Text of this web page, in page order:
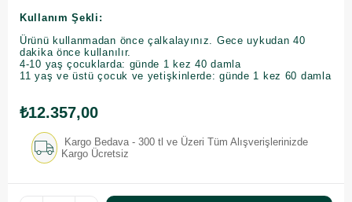
Kullanım Şekli:
Ürünü kullanmadan önce çalkalayınız. Gece uykudan 40
dakika önce kullanılır.
4-10 yaş çocuklarda: günde 1 kez 40 damla
11 yaş ve üstü çocuk ve yetişkinlerde: günde 1 kez 60 damla
₺12.357,00
Kargo Bedava - 300 tl ve Üzeri Tüm Alışverişlerinizde
Kargo Ücretsiz